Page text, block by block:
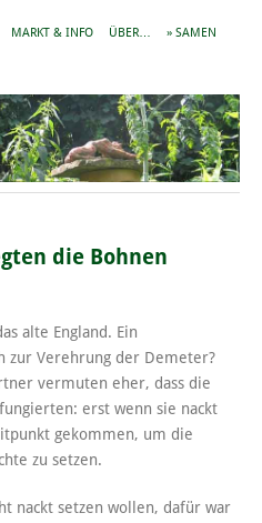
MARKT & INFO ÜBER… » SAMEN
die Bohnen
alte England. Ein
zur Verehrung der Demeter?
vermuten eher, dass die
fungierten: erst wenn sie nackt
gekommen, um die
zu setzen.
nackt setzen wollen, dafür war